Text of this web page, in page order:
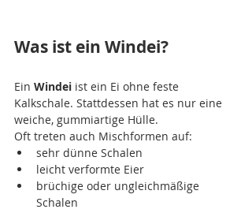
Was ist ein Windei?
Ein Windei ist ein Ei ohne feste
Kalkschale. Stattdessen hat es nur eine
weiche, gummiartige Hülle.
Oft treten auch Mischformen auf:
sehr dünne Schalen
leicht verformte Eier
brüchige oder ungleichmäßige
Schalen